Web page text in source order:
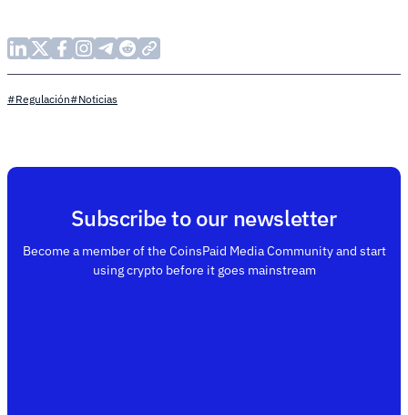
#Regulación#Noticias
Subscribe to our newsletter
Become a member of the CoinsPaid Media Community and start
using crypto before it goes mainstream